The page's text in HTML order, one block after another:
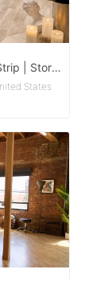
Luxury Pop-Up Gallery on the Sunset Strip | Storefront + Immersive Experience
States